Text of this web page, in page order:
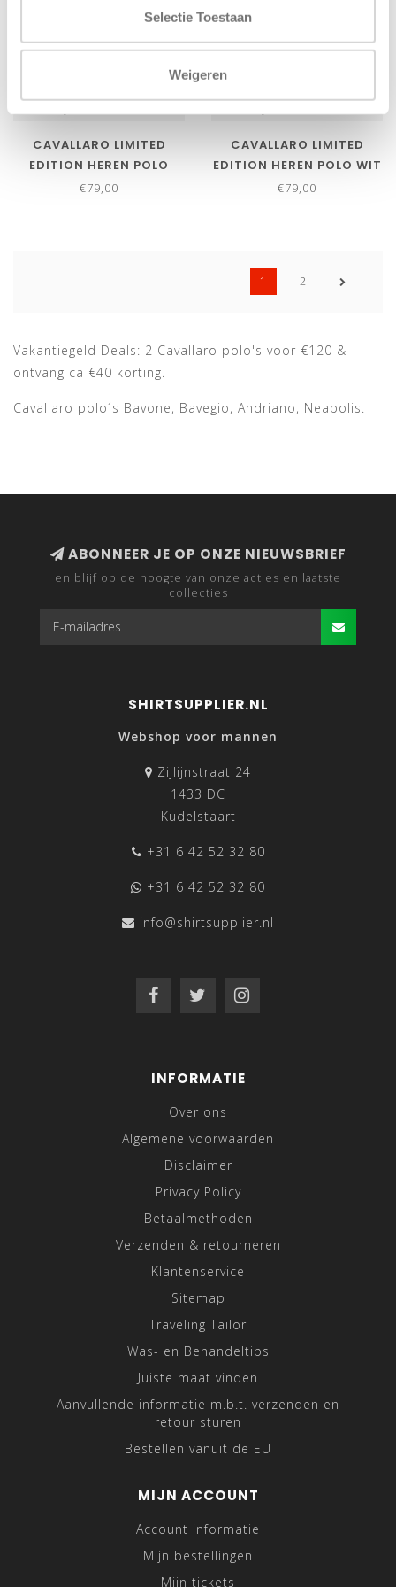
Selectie Toestaan
Weigeren
CAVALLARO LIMITED
EDITION HEREN POLO
ZWART BLACK KATOEN
€79,00
CAVALLARO LIMITED
EDITION HEREN POLO WIT
WHITE KATOEN STRETCH
€79,00
1 2
Vakantiegeld Deals: 2 Cavallaro polo's voor €120 &
ontvang ca €40 korting.
Cavallaro polo´s Bavone, Bavegio, Andriano, Neapolis.
ABONNEER JE OP ONZE NIEUWSBRIEF
en blijf op de hoogte van onze acties en laatste
collecties
SHIRTSUPPLIER.NL
Webshop voor mannen
Zijlijnstraat 24
1433 DC
Kudelstaart
+31 6 42 52 32 80
+31 6 42 52 32 80
info@shirtsupplier.nl
INFORMATIE
Over ons
Algemene voorwaarden
Disclaimer
Privacy Policy
Betaalmethoden
Verzenden & retourneren
Klantenservice
Sitemap
Traveling Tailor
Was- en Behandeltips
Juiste maat vinden
Aanvullende informatie m.b.t. verzenden en
retour sturen
Bestellen vanuit de EU
MIJN ACCOUNT
Account informatie
Mijn bestellingen
Mijn tickets